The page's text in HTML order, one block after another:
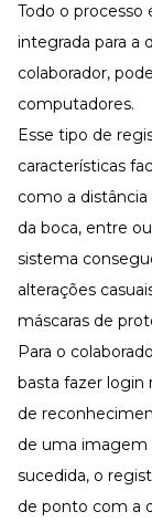
Todo o
integrada para a
colaborador,
computadores.
Esse tipo de
características
como a
da boca, entre
sistema
alterações
máscaras de
Para o
basta fazer login
de
de uma imagem
sucedida, o
de ponto com a